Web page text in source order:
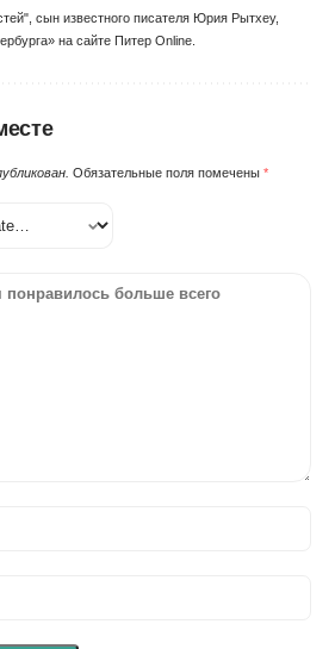
сын известного писателя Юрия Рытхеу,
на сайте Питер Online.
Обязательные поля помечены *